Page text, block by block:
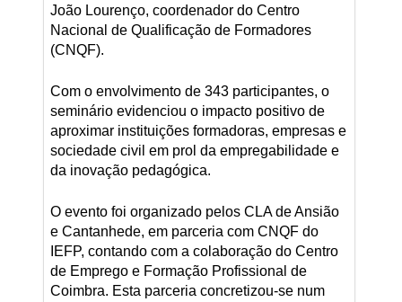
João Lourenço, coordenador do Centro
Nacional de Qualificação de Formadores
(CNQF).
Com o envolvimento de 343 participantes, o
seminário evidenciou o impacto positivo de
aproximar instituições formadoras, empresas e
sociedade civil em prol da empregabilidade e
da inovação pedagógica.
O evento foi organizado pelos CLA de Ansião
e Cantanhede, em parceria com CNQF do
IEFP, contando com a colaboração do Centro
de Emprego e Formação Profissional de
Coimbra. Esta parceria concretizou-se num